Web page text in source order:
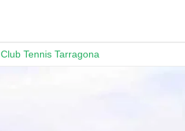
Club Tennis Tarragona